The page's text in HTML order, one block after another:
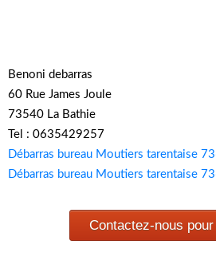
Benoni debarras
60 Rue James Joule
73540 La Bathie
Tel : 0635429257
Débarras bureau Moutiers tarentaise
Débarras bureau Moutiers tarentaise
Contactez-nous